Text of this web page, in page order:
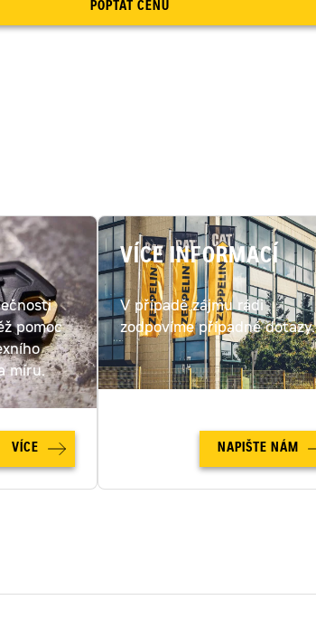
POPTAT CENU
pomoc
míru.
VÍCE
VÍCE INFORMACÍ
V případě zájmu rádi
zodpovíme případné dotazy.
NAPIŠTE NÁM